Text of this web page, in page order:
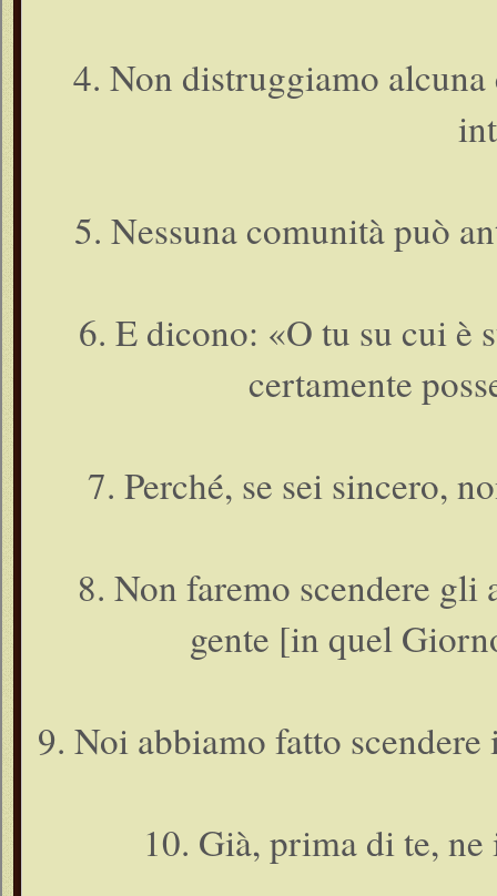
4. Non distruggiamo
5. Nessuna comunità può
6. E dicono: «O tu su cui è
certamente
7. Perché, se sei sincero,
8. Non faremo scendere gli
gente [in quel
9. Noi abbiamo fatto
10. Già, prima di te,